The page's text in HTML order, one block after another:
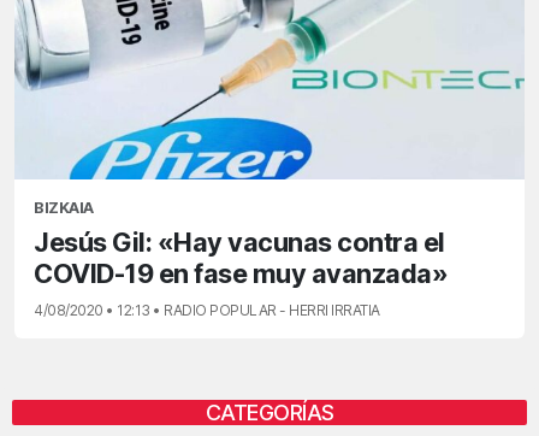
BIZKAIA
Jesús Gil: «Hay vacunas contra el
COVID-19 en fase muy avanzada»
4/08/2020 • 12:13 • RADIO POPULAR - HERRI IRRATIA
CATEGORÍAS